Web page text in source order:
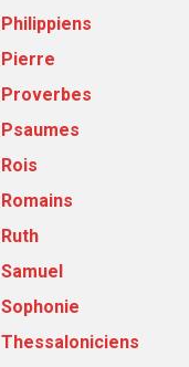
Philippiens
Pierre
Proverbes
Psaumes
Rois
Romains
Ruth
Samuel
Sophonie
Thessaloniciens